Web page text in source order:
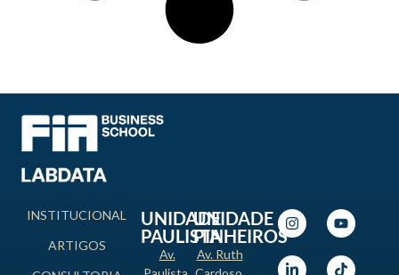
INSTITUCIONAL
ARTIGOS
UNIDADE
PAULISTA
Av.
UNIDADE
PINHEIROS
Av. Ruth